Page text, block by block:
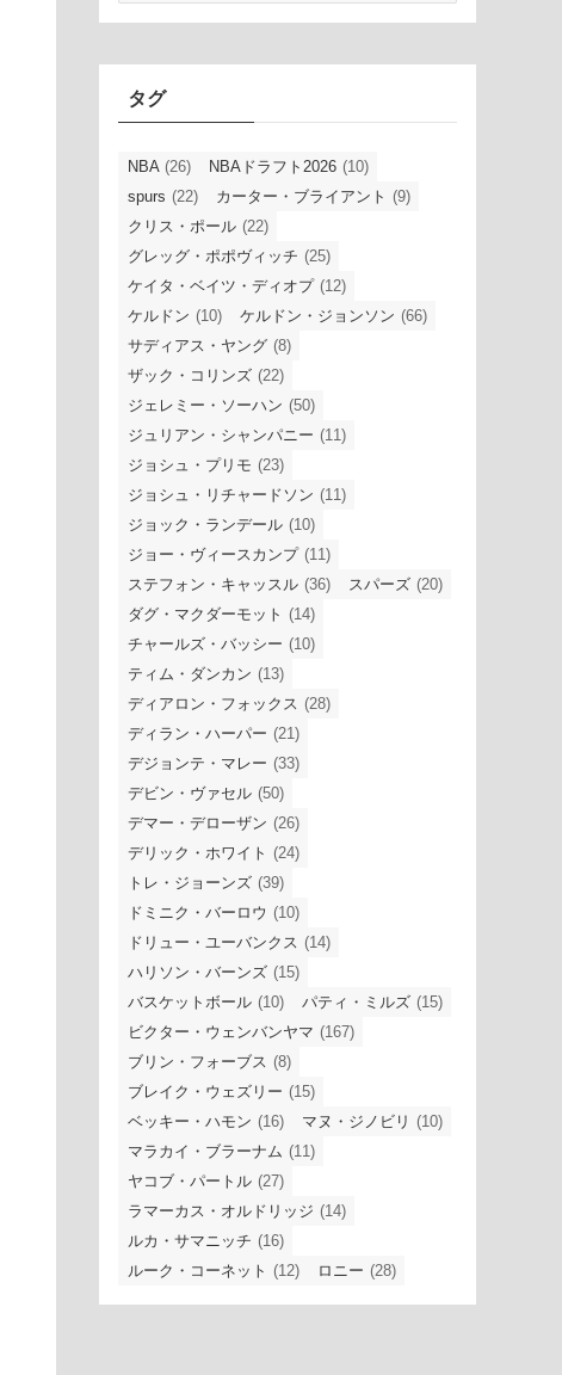
ブ
タグ
NBA (26) NBAドラフト2026 (10)
spurs (22) カーター・ブライアント (9)
クリス・ポール (22)
グレッグ・ポポヴィッチ (25)
ケイタ・ベイツ・ディオプ (12)
ケルドン (10) ケルドン・ジョンソン (66)
サディアス・ヤング (8)
ザック・コリンズ (22)
ジェレミー・ソーハン (50)
ジュリアン・シャンパニー (11)
ジョシュ・プリモ (23)
ジョシュ・リチャードソン (11)
ジョック・ランデール (10)
ジョー・ヴィースカンプ (11)
ステフォン・キャッスル (36) スパーズ (20)
ダグ・マクダーモット (14)
チャールズ・バッシー (10)
ティム・ダンカン (13)
ディアロン・フォックス (28)
ディラン・ハーパー (21)
デジョンテ・マレー (33)
デビン・ヴァセル (50)
デマー・デローザン (26)
デリック・ホワイト (24)
トレ・ジョーンズ (39)
ドミニク・バーロウ (10)
ドリュー・ユーバンクス (14)
ハリソン・バーンズ (15)
バスケットボール (10) パティ・ミルズ (15)
ビクター・ウェンバンヤマ (167)
ブリン・フォーブス (8)
ブレイク・ウェズリー (15)
ベッキー・ハモン (16) マヌ・ジノビリ (10)
マラカイ・ブラーナム (11)
ヤコブ・パートル (27)
ラマーカス・オルドリッジ (14)
ルカ・サマニッチ (16)
ルーク・コーネット (12) ロニー (28)